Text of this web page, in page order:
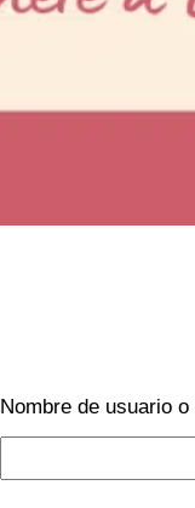
Nombre de usuario